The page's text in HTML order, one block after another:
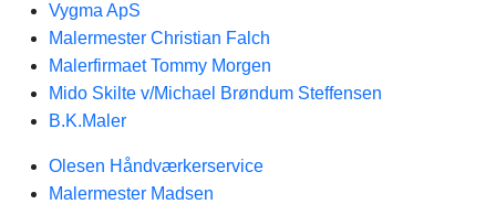
Vygma ApS
Malermester Christian Falch
Malerfirmaet Tommy Morgen
Mido Skilte v/Michael Brøndum Steffensen
B.K.Maler
Olesen Håndværkerservice
Malermester Madsen